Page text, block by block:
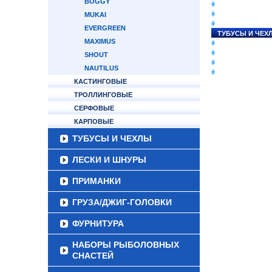
MUKAI
EVERGREEN
MAXIMUS
SHOUT
NAUTILUS
КАСТИНГОВЫЕ
ТРОЛЛИНГОВЫЕ
СЕРФОВЫЕ
КАРПОВЫЕ
ТУБУСЫ И ЧЕХЛЫ
ЛЕСКИ И ШНУРЫ
ПРИМАНКИ
ГРУЗА/ДЖИГ-ГОЛОВКИ
ФУРНИТУРА
НАБОРЫ РЫБОЛОВНЫХ
СНАСТЕЙ
ТУБУСЫ И